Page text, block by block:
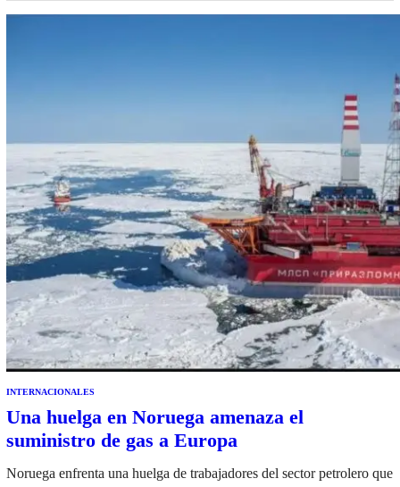
INTERNACIONALES
Una huelga en Noruega amenaza el
suministro de gas a Europa
Noruega enfrenta una huelga de trabajadores del sector petrolero que